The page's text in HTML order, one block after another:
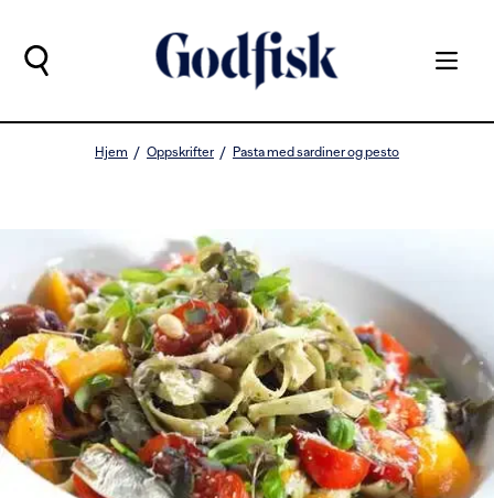
Hjem Oppskrifter Pasta med sardiner og pesto